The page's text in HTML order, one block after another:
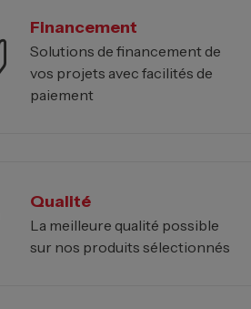
Financement
Solutions de financement de
vos projets avec facilités de
paiement
Qualité
La meilleure qualité possible
sur nos produits sélectionnés